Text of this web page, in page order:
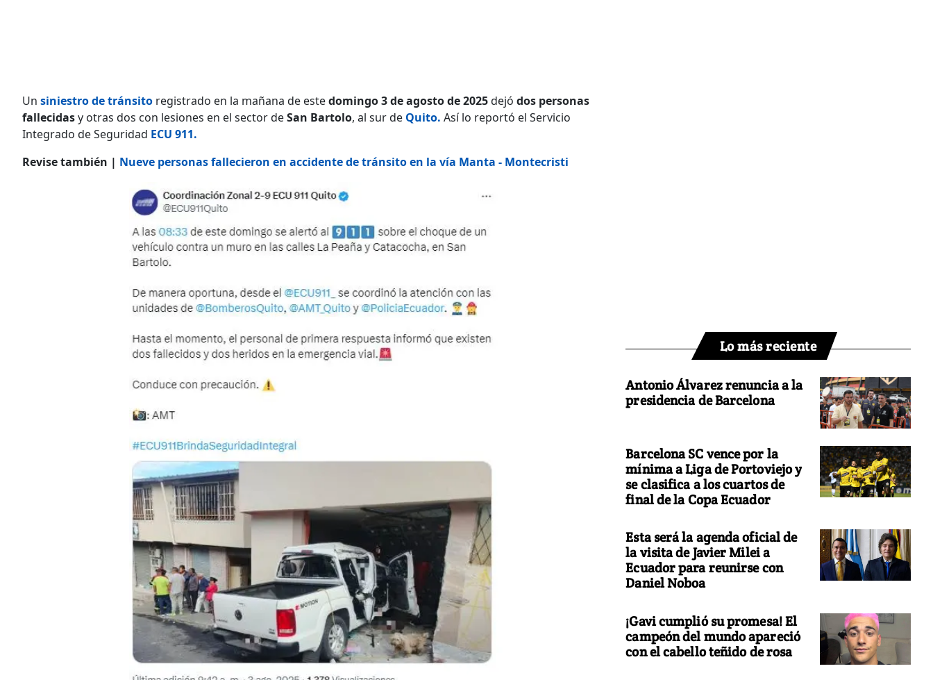
Un siniestro de tránsito registrado en la mañana de estedomingo 3 de agosto de 2025dejó dos personas
fallecidasy otras dos con lesiones en el sector deSan Bartolo, al sur de Quito. Así lo reportó el Servicio
Integrado de Seguridad ECU 911.
Revise también | Nueve personas fallecieron en accidente de tránsito en la vía Manta - Montecristi
Lo más reciente
Antonio Álvarez renuncia a la
presidencia de Barcelona
Barcelona SC vence por la
mínima a Liga de Portoviejo y
se clasifica a los cuartos de
final de la Copa Ecuador
Esta será la agenda oficial de
la visita de Javier Milei a
Ecuador para reunirse con
Daniel Noboa
¡Gavi cumplió su promesa! El
campeón del mundo apareció
con el cabello teñido de rosa